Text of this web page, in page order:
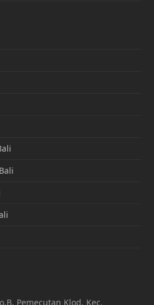
Pemecutan Klod, Kec.